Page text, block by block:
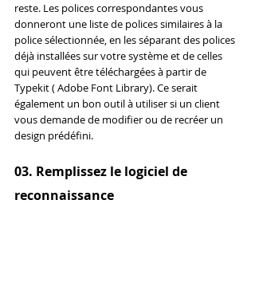
reste. Les polices correspondantes vous
donneront une liste de polices similaires à la
police sélectionnée, en les séparant des polices
déjà installées sur votre système et de celles
qui peuvent être téléchargées à partir de
Typekit ( Adobe Font Library). Ce serait
également un bon outil à utiliser si un client
vous demande de modifier ou de recréer un
design prédéfini.
03. Remplissez le logiciel de
reconnaissance